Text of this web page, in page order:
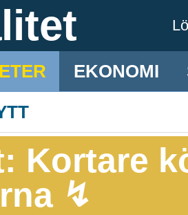
EKONOMI
Kortare
↯